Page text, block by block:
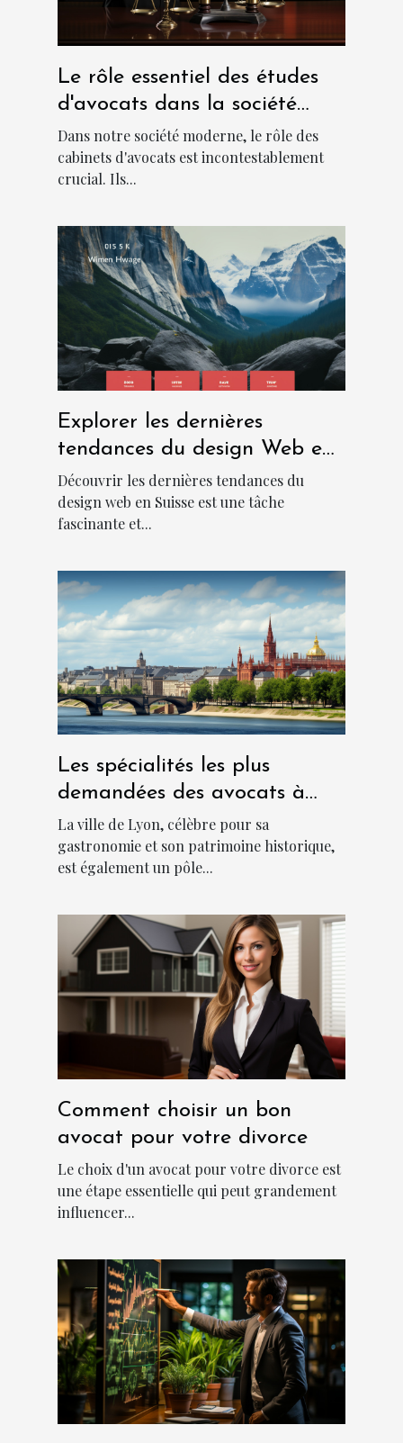
Le rôle essentiel des études
d'avocats dans la société
moderne
Dans notre société moderne, le rôle des
cabinets d'avocats est incontestablement
crucial. Ils...
Explorer les dernières
tendances du design Web en
Suisse
Découvrir les dernières tendances du
design web en Suisse est une tâche
fascinante et...
Les spécialités les plus
demandées des avocats à
Lyon
La ville de Lyon, célèbre pour sa
gastronomie et son patrimoine historique,
est également un pôle...
Comment choisir un bon
avocat pour votre divorce
Le choix d'un avocat pour votre divorce est
une étape essentielle qui peut grandement
influencer...